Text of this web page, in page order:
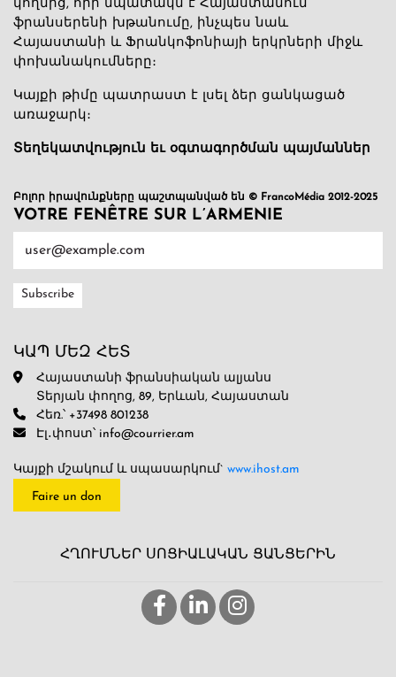
կողմից, որի նպատակն է Հայաստանում
ֆրանսերենի խթանումը, ինչպես նաև
Հայաստանի և Ֆրանկոֆոնիայի երկրների միջև
փոխանակումները։
Կայքի թիմը պատրաստ է լսել ձեր ցանկացած
առաջարկ։
Տեղեկատվություն եւ օգտագործման պայմաններ
Բոլոր իրավունքները պաշտպանված են © FrancoMédia 2012-2025
VOTRE FENÊTRE SUR L’ARMENIE
ԿԱՊ ՄԵԶ ՀԵՏ
Հայաստանի ֆրանսիական ալյանս
Տերյան փողոց, 89, Երևան, Հայաստան
Հեռ.՝ +37498 801238
Էլ․փոստ՝ info@courrier.am
Կայքի մշակում և սպասարկում` www.ihost.am
Faire un don
ՀՂՈՒՄՆԵՐ ՍՈՑԻԱԼԱԿԱՆ ՑԱՆՑԵՐԻՆ